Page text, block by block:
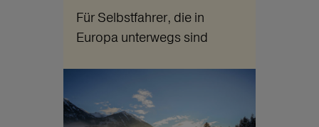
Für Selbstfahrer, die in
Europa unterwegs sind